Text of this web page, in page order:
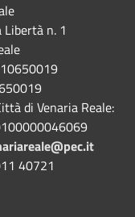
n. 1
di Venaria Reale:
40721